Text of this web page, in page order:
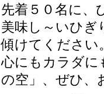
先着５０名に、
美味し～いひぎ
傾けてください
心にもカラダに
の空」、ぜひ、